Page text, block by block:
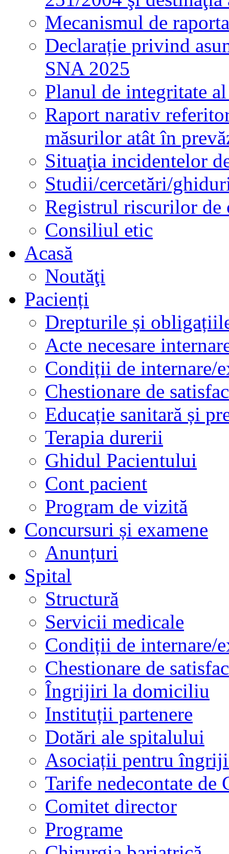
Mecanismul de
Declarație privind
SNA 2025
Planul de integritate
Raport narativ
măsurilor atât în
Situaţia incidentelor
Studii/cercetări/
Registrul riscurilor de
Consiliul etic
Acasă
Noutăţi
Pacienți
Drepturile și
Acte necesare
Condiții de internare/
Chestionare de
Educație sanitară și
Terapia durerii
Ghidul Pacientului
Cont pacient
Program de vizită
Concursuri și examene
Anunțuri
Spital
Structură
Servicii medicale
Condiții de internare/
Chestionare de
Îngrijiri la domiciliu
Instituții partenere
Dotări ale spitalului
Asociații pentru
Tarife nedecontate de
Comitet director
Programe